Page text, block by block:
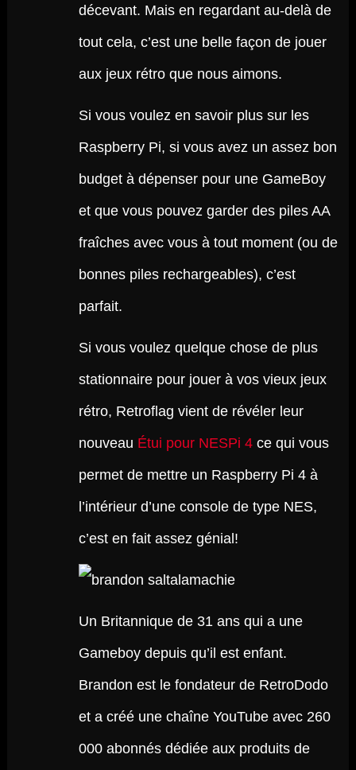
décevant. Mais en regardant au-delà de
tout cela, c’est une belle façon de jouer
aux jeux rétro que nous aimons.
Si vous voulez en savoir plus sur les
Raspberry Pi, si vous avez un assez bon
budget à dépenser pour une GameBoy
et que vous pouvez garder des piles AA
fraîches avec vous à tout moment (ou de
bonnes piles rechargeables), c’est
parfait.
Si vous voulez quelque chose de plus
stationnaire pour jouer à vos vieux jeux
rétro, Retroflag vient de révéler leur
nouveau Étui pour NESPi 4ce qui vous
permet de mettre un Raspberry Pi 4 à
l’intérieur d’une console de type NES,
c’est en fait assez génial!
Un Britannique de 31 ans qui a une
Gameboy depuis qu’il est enfant.
Brandon est le fondateur de RetroDodo
et a créé une chaîne YouTube avec 260
000 abonnés dédiée aux produits de